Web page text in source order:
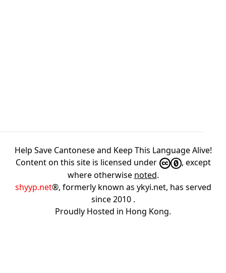
Help Save Cantonese and Keep This Language Alive!
Content on this site is licensed under
, except
where otherwise noted.
shyyp.net®, formerly known as ykyi.net, has served
since 2010 .
Proudly Hosted in Hong Kong.